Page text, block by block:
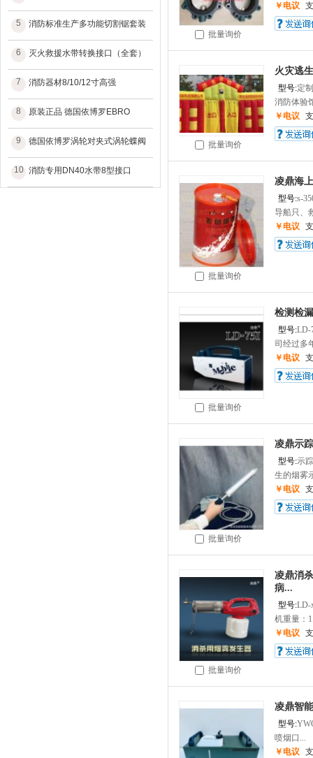
5 消防标准生产多功能切割锯套装
6 灭火救援水带转换接口（全套）
7 消防器材8/10/12寸高强
8 原装正品 德国依博罗EBRO
9 德国依博罗涡轮对夹式涡轮蝶阀
10 消防专用DN40水带8型接口
批量询价
￥电议
批量询价
火灾逃
型号:定制
消防体验
￥电议
批量询价
凌鼎海
型号:s-
导船只、
￥电议
批量询价
检测检
型号:LD-
司经过多
￥电议
批量询价
凌鼎示
型号:示
生的烟雾
￥电议
批量询价
凌鼎消
病...
型号:LD-
机重量：
￥电议
凌鼎智
型号:
喷烟口...
￥电议